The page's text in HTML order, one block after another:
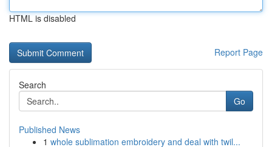
HTML is disabled
Report Page
Search
Go
Published News
1 whole sublimation embroidery and deal with twil...